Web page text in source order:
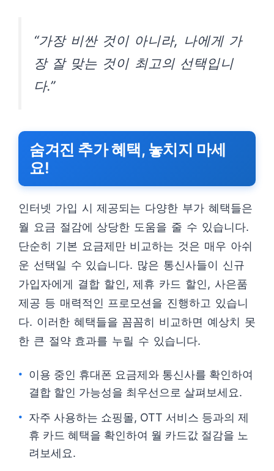
“가장 비싼 것이 아니라, 나에게 가
장 잘 맞는 것이 최고의 선택입니
다.”
숨겨진 추가 혜택, 놓치지 마세
요!
인터넷 가입 시 제공되는 다양한 부가 혜택들은
월 요금 절감에 상당한 도움을 줄 수 있습니다.
단순히 기본 요금제만 비교하는 것은 매우 아쉬
운 선택일 수 있습니다. 많은 통신사들이 신규
가입자에게 결합 할인, 제휴 카드 할인, 사은품
제공 등 매력적인 프로모션을 진행하고 있습니
다. 이러한 혜택들을 꼼꼼히 비교하면 예상치 못
한 큰 절약 효과를 누릴 수 있습니다.
이용 중인 휴대폰 요금제와 통신사를 확인하여
결합 할인 가능성을 최우선으로 살펴보세요.
자주 사용하는 쇼핑몰, OTT 서비스 등과의 제
휴 카드 혜택을 확인하여 월 카드값 절감을 노
려보세요.